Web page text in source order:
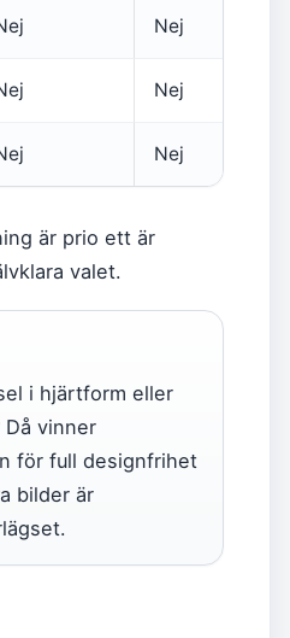
Nej
Nej
Nej
är prio ett är
valet.
i hjärtform eller
vinner
för full designfrihet
bilder är